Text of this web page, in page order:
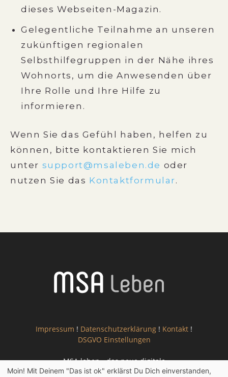
dieses Webseiten-Magazin.
Gelegentliche Teilnahme an unseren
zukünftigen regionalen
Selbsthilfegruppen in der Nähe ihres
Wohnorts, um die Anwesenden über
Ihre Rolle und Ihre Hilfe zu
informieren.
Wenn Sie das Gefühl haben, helfen zu
können, bitte kontaktieren Sie mich
unter support@msaleben.de oder
nutzen Sie das Kontaktformular.
Impressum ! Datenschutzerklärung ! Kontakt !
DSGVO Einstellungen
MSA leben - das neue digitale
Informationsportal für Menschen mit
Moin! Mit Deinem "Das ist ok" erklärst Du Dich einverstanden,